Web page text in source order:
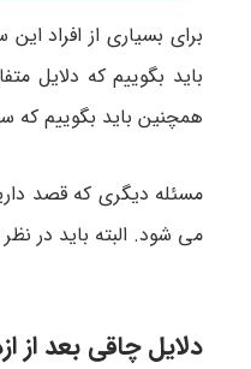
برای بسیاری از افراد
باید بگوییم که دلایل
همچنین باید بگوییم که
مسئله دیگری که قصد
می شود. البته باید در
دلایل چاقی بعد از